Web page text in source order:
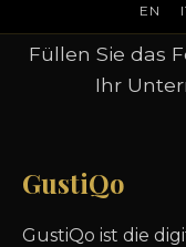
EN
Füllen Sie das
Ihr
GustiQo
GustiQo ist die